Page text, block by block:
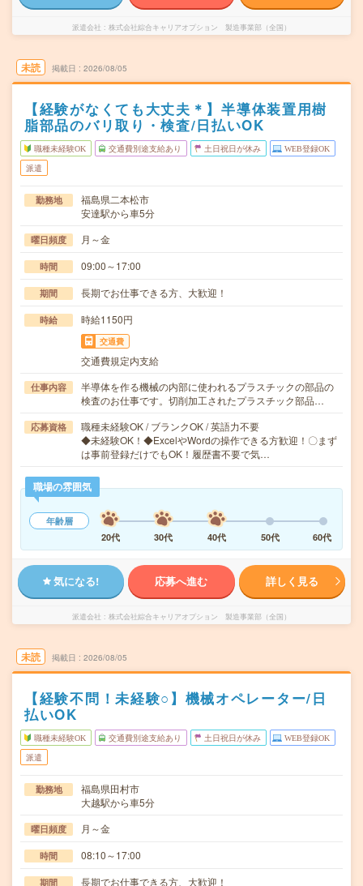
派遣会社 株式会社綜合キャリアオプション 製造事業部（全国）
未読 掲載日 2026/08/05
【経験がなくても大丈夫＊】半導体装置用樹
脂部品のバリ取り・検査/日払いOK
職種未経験OK 交通費別途支給あり 土日祝日が休み WEB登録OK
派遣
勤務地
福島県二本松市
安達駅から車5分
曜日頻度 月～金
時間 09:00～17:00
期間 長期でお仕事できる方、大歓迎！
時給 時給1150円
交通費
交通費規定内支給
仕事内容
半導体を作る機械の内部に使われるプラスチックの部品の
検査のお仕事です。切削加工されたプラスチック部品…
応募資格
職種未経験OK / ブランクOK / 英語力不要
◆未経験OK！◆ExcelやWordの操作できる方歓迎！〇まず
は事前登録だけでもOK！履歴書不要で気…
職場の雰囲気
年齢層
20代
30代 40代 50代 60代
気になる! 応募へ進む 詳しく見る
派遣会社 株式会社綜合キャリアオプション 製造事業部（全国）
未読 掲載日 2026/08/05
【経験不問！未経験○】機械オペレーター/日
払いOK
職種未経験OK 交通費別途支給あり 土日祝日が休み WEB登録OK
派遣
勤務地
福島県田村市
大越駅から車5分
曜日頻度 月～金
時間 08:10～17:00
期間 長期でお仕事できる方、大歓迎！